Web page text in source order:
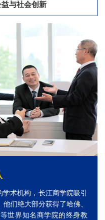
与社会创新
术机构，长江商学院吸引
们绝大部分获得了哈佛、
世界知名商学院的终身教